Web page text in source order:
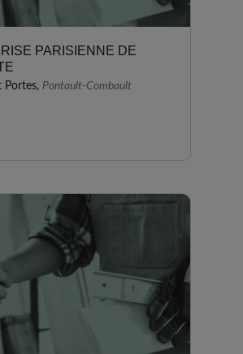
PARISIENNE DE
Portes, Pontault-Combault